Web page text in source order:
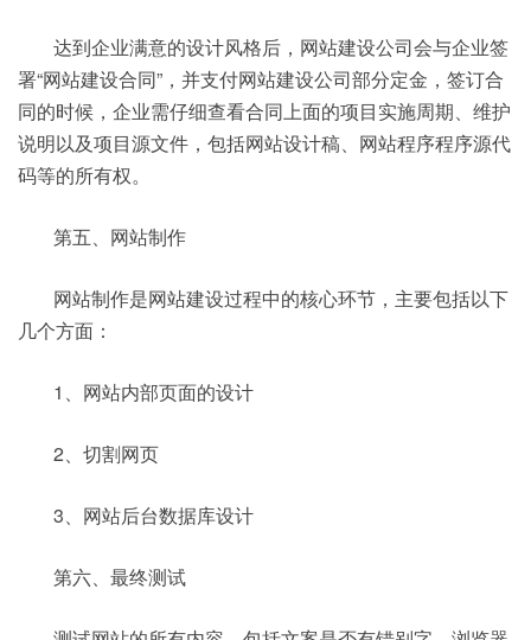
达到企业满意的设计风格后，网站建设公司会与企业签
署“网站建设合同”，并支付网站建设公司部分定金，签订合
同的时候，企业需仔细查看合同上面的项目实施周期、维护
说明以及项目源文件，包括网站设计稿、网站程序程序源代
码等的所有权。
第五、网站制作
网站制作是网站建设过程中的核心环节，主要包括以下
几个方面：
1、网站内部页面的设计
2、切割网页
3、网站后台数据库设计
第六、最终测试